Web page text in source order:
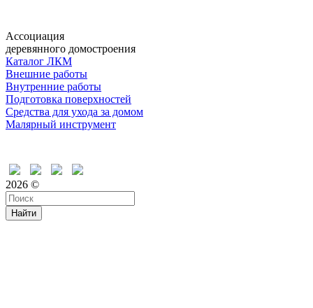
Ассоциация
деревянного домостроения
Каталог ЛКМ
Внешние работы
Внутренние работы
Подготовка поверхностей
Средства для ухода за домом
Малярный инструмент
2026 ©
Найти